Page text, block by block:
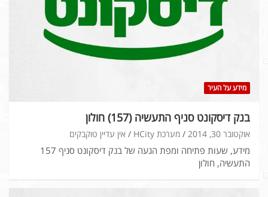
מידע על העיר
בנק דיסקונט סניף התעשיה (157) חולון
אוקטובר 30, 2014 מערכת HCity אין עדיין טוקבקים
מידע, שעות פתיחה ומפת הגעה של בנק דיסקונט סניף 157
התעשיה, חולון